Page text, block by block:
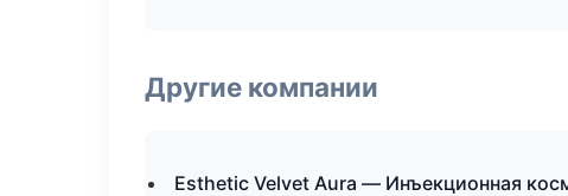
Другие компании
Esthetic Velvet Aura — Инъекционная